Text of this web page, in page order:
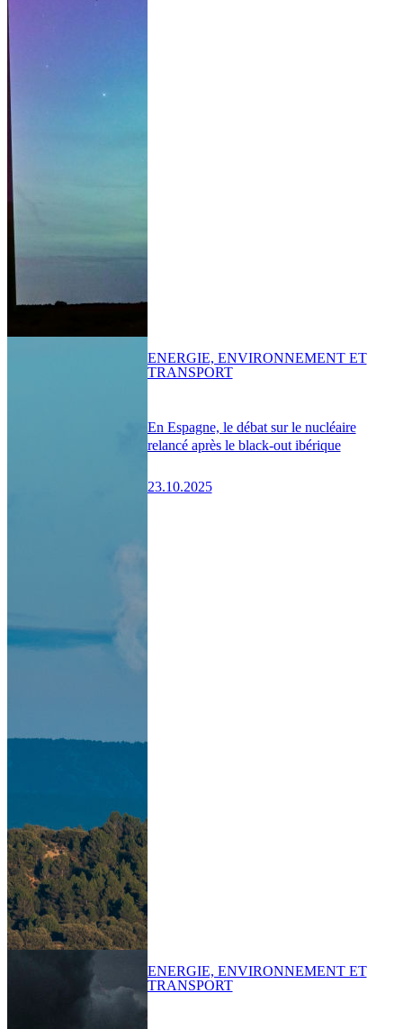
En Espagne, le débat sur le nucléaire
relancé après le black-out ibérique
23.10.2025
ENERGIE, ENVIRONNEMENT ET
TRANSPORT
ENERGIE, ENVIRONNEMENT ET
TRANSPORT